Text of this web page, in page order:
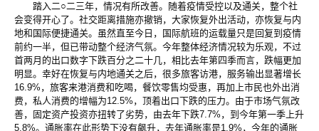
踏入二○二三年，情况有所改善。随着疫情受控以及通关，整个社
会变得开心了。社交距离措施亦撤销，大家恢复外出活动，亦恢复与内
地和国际便捷通关。虽然直至今日，国际航班的运载量只是回复到疫情
前约一半，但已带动整个经济气氛。今年整体经济情况较为乐观，不过
首两月的出口数字下跌百分之二十几，相比去年第四季而言，跌幅更加
明显。幸好在恢复与内地通关之后，很多旅客访港，服务输出显著增长
16.9%，旅客来港消费和吃喝，餐饮零售均受惠，再加上市民也外出消
费，私人消费的增幅为12.5%，顶着出口下跌的压力。由于市场气氛改
善，固定资产投资亦扭转了劣势，由去年下跌7.7%，到今年第一季上升
5.8%。通胀率在此形势下没有飙升，去年通胀率是1.9%，今年的通胀